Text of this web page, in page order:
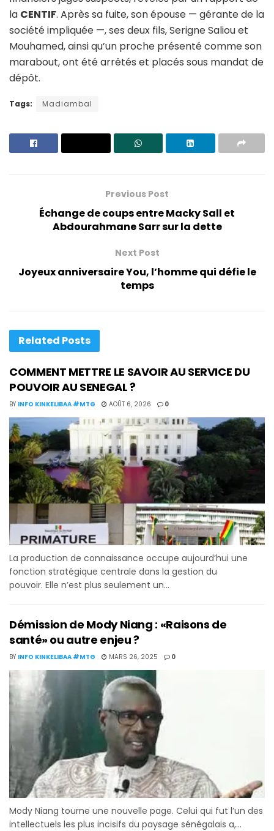
la CENTIF. Après sa fuite, son épouse — gérante de la
société impliquée —, ses deux fils, Serigne Saliou et
Mouhamed, ainsi qu’un proche présenté comme son
marabout, ont été arrêtés et placés sous mandat de
dépôt.
Tags: Madiambal
Previous Post
Échange de coups entre Macky Sall et
Abdourahmane Sarr sur la dette
Next Post
Joyeux anniversaire You, l’homme qui défie le
temps
Related Posts
COMMENT METTRE LE SAVOIR AU SERVICE DU
POUVOIR AU SENEGAL ?
BY INFO KINKELIBAA #MTG AOÛT 6, 2026 0
La production de connaissance occupe aujourd’hui une
fonction stratégique centrale dans la gestion du
pouvoir. Elle n’est plus seulement un...
Démission de Mody Niang : «Raisons de
santé» ou autre enjeu ?
BY INFO KINKELIBAA #MTG MARS 26, 2025 0
Mody Niang tourne une nouvelle page. Celui qui fut l’un des
intellectuels les plus incisifs du paysage sénégalais a,...